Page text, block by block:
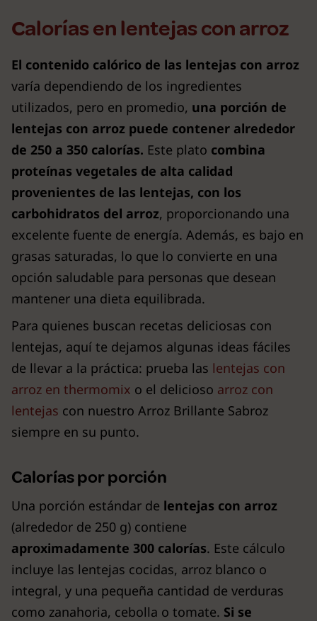
Calorías en lentejas con arroz
El contenido calórico de las lentejas con arroz
varía dependiendo de los ingredientes
utilizados, pero en promedio, una porción de
lentejas con arroz puede contener alrededor
de 250 a 350 calorías. Este plato combina
proteínas vegetales de alta calidad
provenientes de las lentejas, con los
carbohidratos del arroz, proporcionando una
excelente fuente de energía. Además, es bajo en
grasas saturadas, lo que lo convierte en una
opción saludable para personas que desean
mantener una dieta equilibrada.
Para quienes buscan recetas deliciosas con
lentejas, aquí te dejamos algunas ideas fáciles
de llevar a la práctica: prueba las lentejas con
arroz en thermomix o el delicioso arroz con
lentejas con nuestro Arroz Brillante Sabroz
siempre en su punto.
Calorías por porción
Una porción estándar de lentejas con arroz
(alrededor de 250 g) contiene
aproximadamente 300 calorías. Este cálculo
incluye las lentejas cocidas, arroz blanco o
integral, y una pequeña cantidad de verduras
como zanahoria, cebolla o tomate. Si se